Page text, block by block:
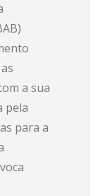
a sua
pela
para a